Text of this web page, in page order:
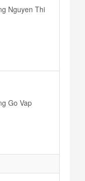
Nguyen Thi
Go Vap